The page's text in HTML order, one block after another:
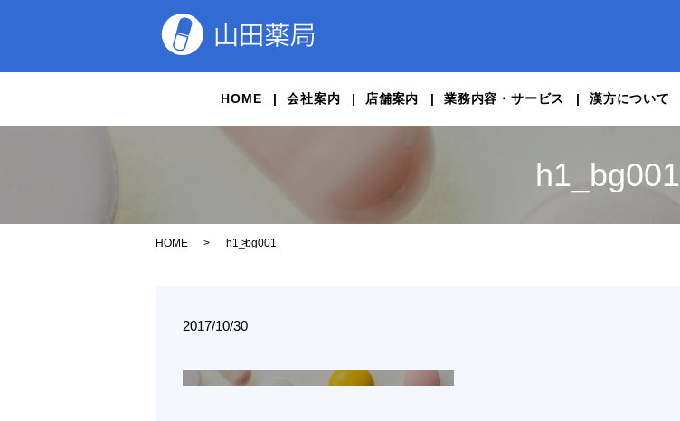
HOME 会社案内 店舗案内 業務内容・サービス 漢方について
h1_bg001
HOME h1_bg001
2017/10/30